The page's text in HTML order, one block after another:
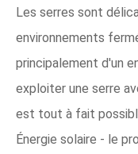
Les serres sont
environnements
principalement d'un
exploiter une serre
est tout à fait
Énergie solaire - le